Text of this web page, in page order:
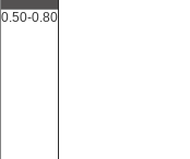
0.50-0.80